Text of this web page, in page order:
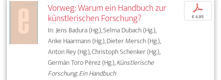
Vorweg: Warum ein Handbuch zur
künstlerischen Forschung?
In: Jens Badura (Hg.), Selma Dubach (Hg.),
Anke Haarmann (Hg.), Dieter Mersch (Hg.),
Anton Rey (Hg.), Christoph Schenker (Hg.),
Germán Toro Pérez (Hg.),Künstlerische
Forschung. Ein Handbuch
p
€ 4,95